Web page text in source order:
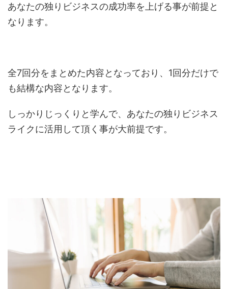
あなたの独りビジネスの成功率を上げる事が前提と
なります。
全7回分をまとめた内容となっており、1回分だけで
も結構な内容となります。
しっかりじっくりと学んで、あなたの独りビジネス
ライクに活用して頂く事が大前提です。